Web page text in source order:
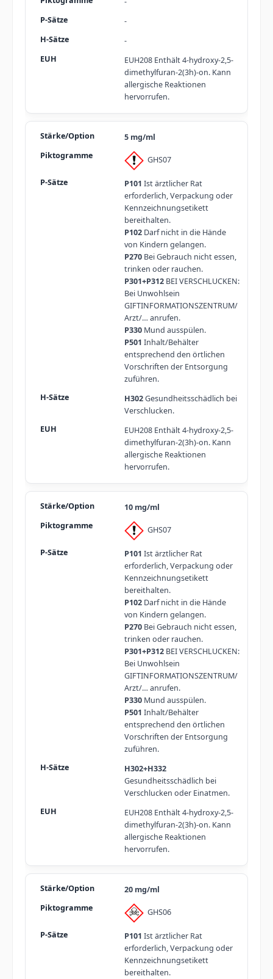
-
-
EUH208 Enthält 4-hydroxy-2,5-
dimethylfuran-2(3h)-on. Kann
allergische Reaktionen
hervorrufen.
5 mg/ml
GHS07
P101 Ist ärztlicher Rat
erforderlich, Verpackung oder
Kennzeichnungsetikett
bereithalten.
P102Darf nicht in die Hände
von Kindern gelangen.
P270Bei Gebrauch nicht essen,
trinken oder rauchen.
P301+P312BEI VERSCHLUCKEN:
Bei Unwohlsein
GIFTINFORMATIONSZENTRUM/
Arzt/… anrufen.
P330Mund ausspülen.
P501 Inhalt/Behälter
entsprechend den örtlichen
Vorschriften der Entsorgung
zuführen.
H302Gesundheitsschädlich bei
Verschlucken.
EUH208 Enthält 4-hydroxy-2,5-
dimethylfuran-2(3h)-on. Kann
allergische Reaktionen
hervorrufen.
10 mg/ml
GHS07
P101 Ist ärztlicher Rat
erforderlich, Verpackung oder
Kennzeichnungsetikett
bereithalten.
P102Darf nicht in die Hände
von Kindern gelangen.
P270Bei Gebrauch nicht essen,
trinken oder rauchen.
P301+P312BEI VERSCHLUCKEN:
Bei Unwohlsein
GIFTINFORMATIONSZENTRUM/
Arzt/… anrufen.
P330Mund ausspülen.
P501 Inhalt/Behälter
entsprechend den örtlichen
Vorschriften der Entsorgung
zuführen.
H302+H332
Gesundheitsschädlich bei
Verschlucken oder Einatmen.
EUH208 Enthält 4-hydroxy-2,5-
dimethylfuran-2(3h)-on. Kann
allergische Reaktionen
hervorrufen.
20 mg/ml
GHS06
P101 Ist ärztlicher Rat
erforderlich, Verpackung oder
Kennzeichnungsetikett
bereithalten.